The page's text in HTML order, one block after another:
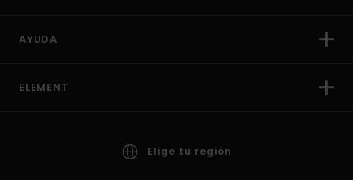
AYUDA
ELEMENT
Elige tu región